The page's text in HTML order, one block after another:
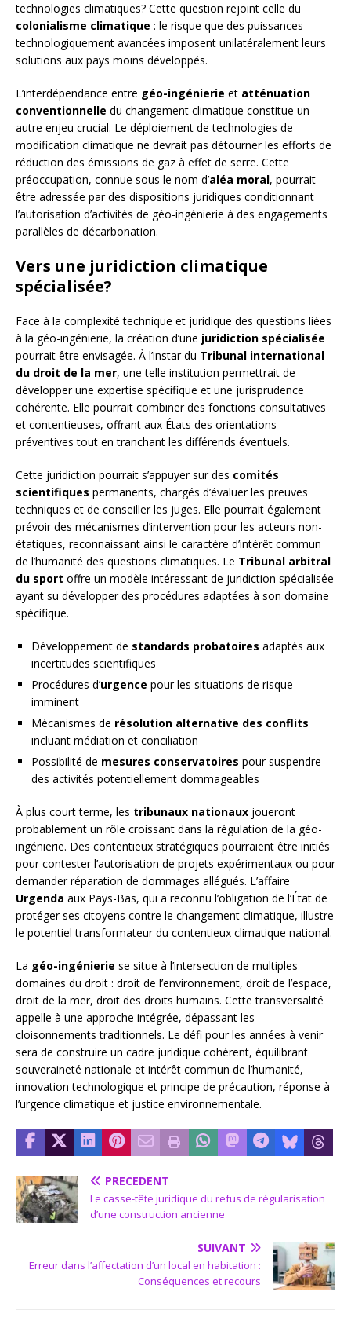
technologies climatiques? Cette question rejoint celle du
colonialisme climatique : le risque que des puissances
technologiquement avancées imposent unilatéralement leurs
solutions aux pays moins développés.
L’interdépendance entre géo-ingénierie et atténuation
conventionnelle du changement climatique constitue un
autre enjeu crucial. Le déploiement de technologies de
modification climatique ne devrait pas détourner les efforts de
réduction des émissions de gaz à effet de serre. Cette
préoccupation, connue sous le nom d’aléa moral, pourrait
être adressée par des dispositions juridiques conditionnant
l’autorisation d’activités de géo-ingénierie à des engagements
parallèles de décarbonation.
Vers une juridiction climatique
spécialisée?
Face à la complexité technique et juridique des questions liées
à la géo-ingénierie, la création d’une juridiction spécialisée
pourrait être envisagée. À l’instar du Tribunal international
du droit de la mer, une telle institution permettrait de
développer une expertise spécifique et une jurisprudence
cohérente. Elle pourrait combiner des fonctions consultatives
et contentieuses, offrant aux États des orientations
préventives tout en tranchant les différends éventuels.
Cette juridiction pourrait s’appuyer sur des comités
scientifiques permanents, chargés d’évaluer les preuves
techniques et de conseiller les juges. Elle pourrait également
prévoir des mécanismes d’intervention pour les acteurs non-
étatiques, reconnaissant ainsi le caractère d’intérêt commun
de l’humanité des questions climatiques. Le Tribunal arbitral
du sport offre un modèle intéressant de juridiction spécialisée
ayant su développer des procédures adaptées à son domaine
spécifique.
Développement de standards probatoires adaptés aux
incertitudes scientifiques
Procédures d’urgence pour les situations de risque
imminent
Mécanismes de résolution alternative des conflits
incluant médiation et conciliation
Possibilité de mesures conservatoires pour suspendre
des activités potentiellement dommageables
À plus court terme, les tribunaux nationaux joueront
probablement un rôle croissant dans la régulation de la géo-
ingénierie. Des contentieux stratégiques pourraient être initiés
pour contester l’autorisation de projets expérimentaux ou pour
demander réparation de dommages allégués. L’affaire
Urgenda aux Pays-Bas, qui a reconnu l’obligation de l’État de
protéger ses citoyens contre le changement climatique, illustre
le potentiel transformateur du contentieux climatique national.
La géo-ingénierie se situe à l’intersection de multiples
domaines du droit : droit de l’environnement, droit de l’espace,
droit de la mer, droit des droits humains. Cette transversalité
appelle à une approche intégrée, dépassant les
cloisonnements traditionnels. Le défi pour les années à venir
sera de construire un cadre juridique cohérent, équilibrant
souveraineté nationale et intérêt commun de l’humanité,
innovation technologique et principe de précaution, réponse à
l’urgence climatique et justice environnementale.
PRÉCÉDENT
Le casse-tête juridique du refus de régularisation
d’une construction ancienne
SUIVANT
Erreur dans l’affectation d’un local en habitation :
Conséquences et recours